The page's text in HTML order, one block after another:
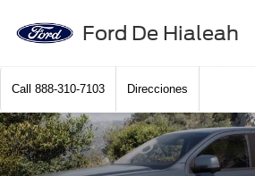
Ford De Hialeah
Call 888-310-7103 Direcciones